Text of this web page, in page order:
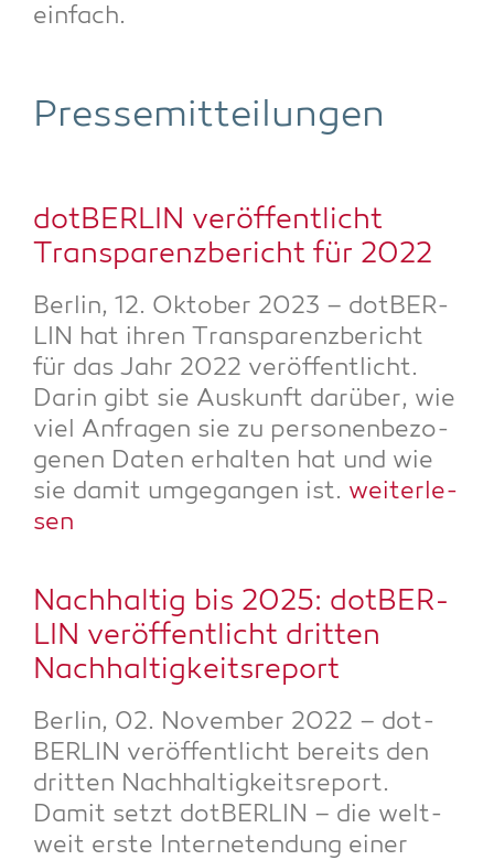
einfach.
Pres­se­mit­tei­lun­gen
dot­BER­LIN ver­öf­fent­licht
Trans­pa­renz­be­richt für 2022
Ber­lin, 12. Okto­ber 2023 – dot­BER­
LIN hat ihren Trans­pa­renz­be­richt
für das Jahr 2022 ver­öf­fent­licht.
Dar­in gibt sie Aus­kunft dar­über, wie
viel Anfra­gen sie zu per­so­nen­be­zo­
ge­nen Daten erhal­ten hat und wie
sie damit umge­gan­gen ist. wei­ter­le­
sen
Nach­hal­tig bis 2025: dot­BER­
LIN ver­öf­fent­licht drit­ten
Nachhaltigkeitsreport
Ber­lin, 02. Novem­ber 2022 – dot­
BER­LIN ver­öf­fent­licht bereits den
drit­ten Nach­hal­tig­keits­re­port.
Damit setzt dot­BER­LIN – die welt­
weit ers­te Inter­neten­dung einer